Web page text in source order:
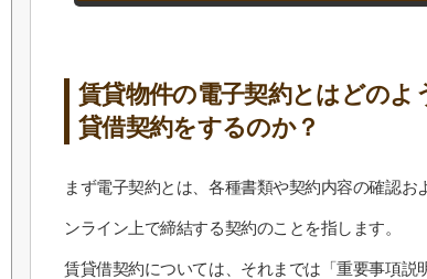
賃貸物件の電子契約とはどのよ
貸借契約をするのか？
まず電子契約とは、各種書類や契約内容の確認お
ンライン上で締結する契約のことを指します。
賃貸借契約については、それまでは「重要事項説